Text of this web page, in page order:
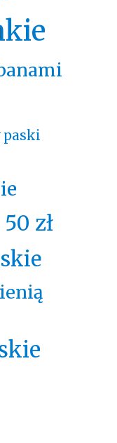
paski
zł